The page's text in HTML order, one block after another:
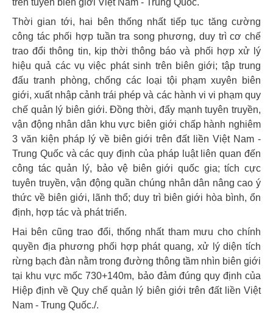
Thời gian tới, hai bên thống nhất tiếp tục tăng cường
công tác phối hợp tuần tra song phương, duy trì cơ chế
trao đổi thông tin, kịp thời thông báo và phối hợp xử lý
hiệu quả các vụ việc phát sinh trên biên giới; tập trung
đấu tranh phòng, chống các loại tội phạm xuyên biên
giới, xuất nhập cảnh trái phép và các hành vi vi phạm quy
chế quản lý biên giới. Đồng thời, đẩy mạnh tuyên truyền,
vận động nhân dân khu vực biên giới chấp hành nghiêm
3 văn kiện pháp lý về biên giới trên đất liền Việt Nam -
Trung Quốc và các quy định của pháp luật liên quan đến
công tác quản lý, bảo vệ biên giới quốc gia; tích cực
tuyên truyền, vận động quần chúng nhân dân nâng cao ý
thức về biên giới, lãnh thổ; duy trì biên giới hòa bình, ổn
định, hợp tác và phát triển.
Hai bên cũng trao đổi, thống nhất tham mưu cho chính
quyền địa phương phối hợp phát quang, xử lý diện tích
rừng bạch đàn nằm trong đường thông tầm nhìn biên giới
tại khu vực mốc 730+140m, bảo đảm đúng quy định của
Hiệp định về Quy chế quản lý biên giới trên đất liền Việt
Nam - Trung Quốc./.